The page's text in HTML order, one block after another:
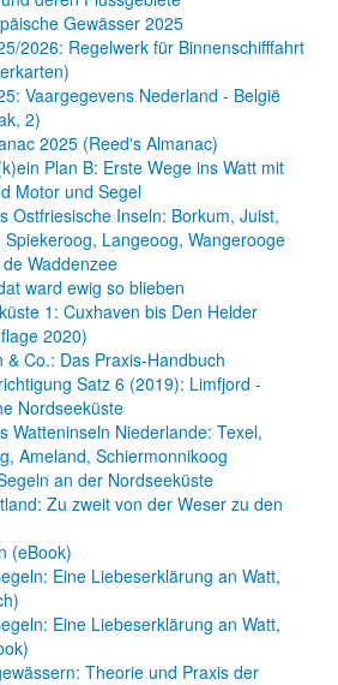
Gewässer 2025
2026: Regelwerk für Binnenschifffahrt
Vaargegevens Nederland - België
2)
2025 (Reed's Almanac)
Plan B: Erste Wege ins Watt mit
Motor und Segel
Ostfriesische Inseln: Borkum, Juist,
Langeoog, Wangerooge
Waddenzee
ward ewig so blieben
1: Cuxhaven bis Den Helder
2020)
Co.: Das Praxis-Handbuch
Satz 6 (2019): Limfjord -
Nordseeküste
Watteninseln Niederlande: Texel,
Ameland, Schiermonnikoog
an der Nordseeküste
Zu zweit von der Weser zu den
(eBook)
Eine Liebeserklärung an Watt,
Eine Liebeserklärung an Watt,
Theorie und Praxis der